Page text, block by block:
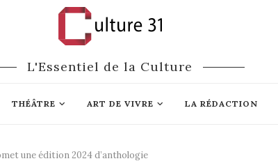
L'Essentiel de la Culture
THÉÂTRE ART DE VIVRE LA RÉDACTION
une édition 2024 d’anthologie